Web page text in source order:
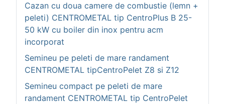
Cazan cu doua camere de combustie (lemn +
peleti) CENTROMETAL tip CentroPlus B 25-
50 kW cu boiler din inox pentru acm
incorporat
Semineu pe peleti de mare randament
CENTROMETAL tipCentroPelet Z8 si Z12
Semineu compact pe peleti de mare
randament CENTROMETAL tip CentroPelet